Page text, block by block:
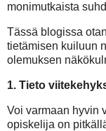
monimutkaista
Tässä blogissa
tietämisen kuiluun
olemuksen
1. Tieto
Voi varmaan hyvin
opiskelija on